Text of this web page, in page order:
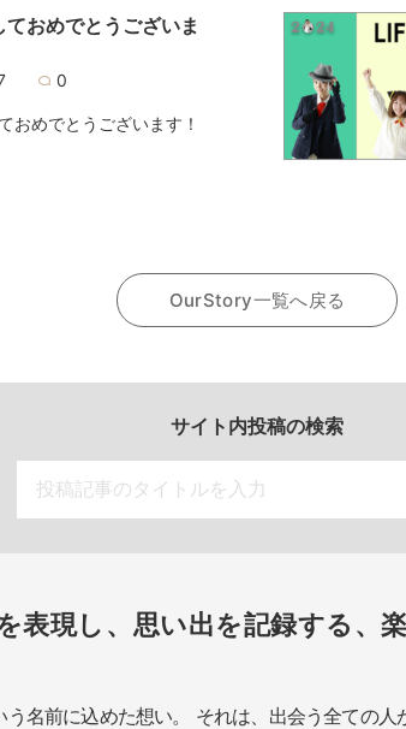
ておめでとうございま
0
おめでとうございます！
OurStory一覧へ戻る
サイト内投稿の検索
表現し、思い出を記録する、
名前に込めた想い。
それは、出会う全ての人